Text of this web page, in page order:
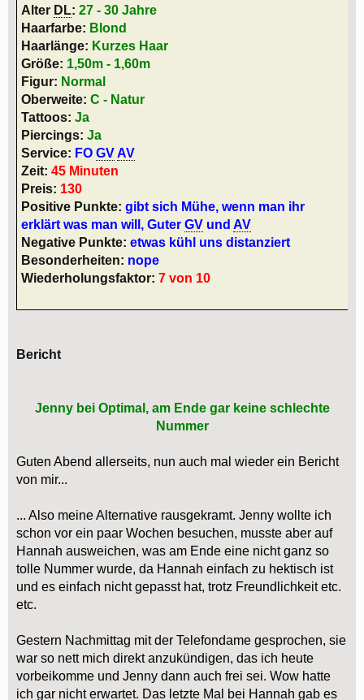
Alter DL: 27 - 30 Jahre
Haarfarbe: Blond
Haarlänge: Kurzes Haar
Größe: 1,50m - 1,60m
Figur: Normal
Oberweite: C - Natur
Tattoos: Ja
Piercings: Ja
Service: FO GVAV
Zeit: 45 Minuten
Preis: 130
Positive Punkte: gibt sich Mühe, wenn man ihr
erklärt was man will, Guter GV und AV
Negative Punkte: etwas kühl uns distanziert
Besonderheiten: nope
Wiederholungsfaktor: 7 von 10
Bericht
Jenny bei Optimal, am Ende gar keine schlechte
Nummer
Guten Abend allerseits, nun auch mal wieder ein Bericht
von mir...
... Also meine Alternative rausgekramt. Jenny wollte ich
schon vor ein paar Wochen besuchen, musste aber auf
Hannah ausweichen, was am Ende eine nicht ganz so
tolle Nummer wurde, da Hannah einfach zu hektisch ist
und es einfach nicht gepasst hat, trotz Freundlichkeit etc.
etc.
Gestern Nachmittag mit der Telefondame gesprochen, sie
war so nett mich direkt anzukündigen, das ich heute
vorbeikomme und Jenny dann auch frei sei. Wow hatte
ich gar nicht erwartet. Das letzte Mal bei Hannah gab es